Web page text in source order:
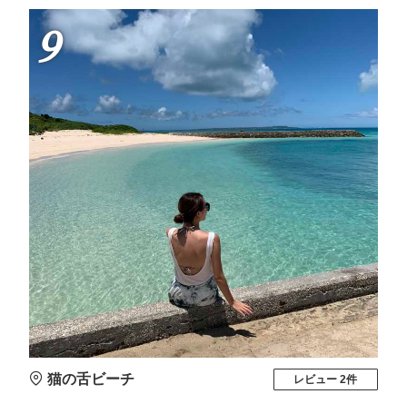
9
猫の舌ビーチ レビュー 2件